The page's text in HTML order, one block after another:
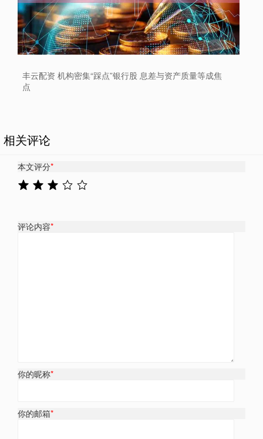
丰云配资 机构密集“踩点”银行股 息差与资产质量等成焦
点
相关评论
本文评分*
评论内容*
你的昵称*
你的邮箱*